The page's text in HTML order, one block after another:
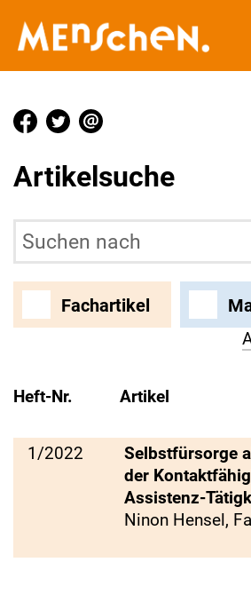
Artikelsuche
Fachartikel
Heft-Nr. Artikel
1/2022
Selbstfürsorge
der
Assistenz-
Ninon Hensel,